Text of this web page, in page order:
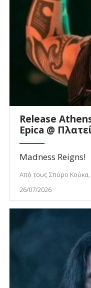
Release
Epica @
Madness Reigns!
Από τους Σπύρο
26/07/2026